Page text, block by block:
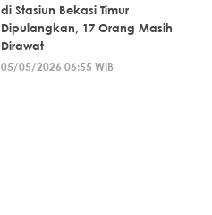
di Stasiun Bekasi Timur
Dipulangkan, 17 Orang Masih
Dirawat
05/05/2026 06:55 WIB